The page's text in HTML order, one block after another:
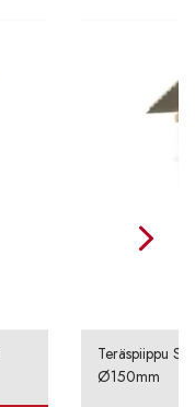
Teräspiippu
Ø150mm